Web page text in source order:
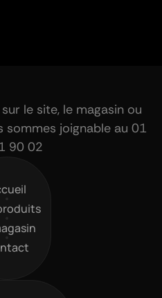
le site, le magasin ou
sommes joignable au 01
90 02